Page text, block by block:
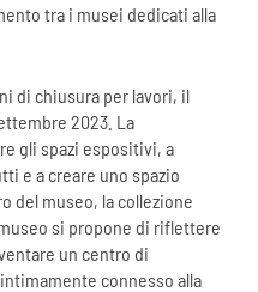
tra i musei dedicati alla
di chiusura per lavori, il
2023. La
gli spazi espositivi, a
e a creare uno spazio
del museo, la collezione
si propone di riflettere
un centro di
connesso alla